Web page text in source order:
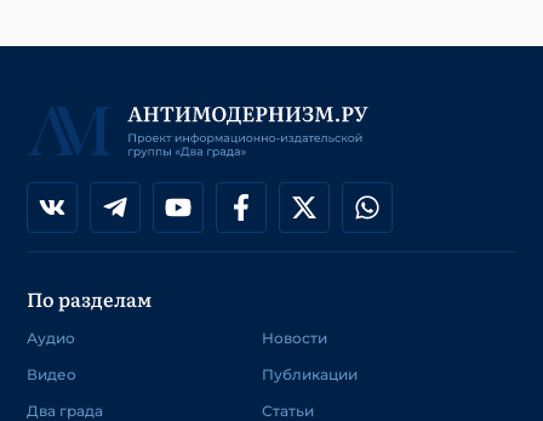
По разделам
Аудио
Видео
Два града
Новости
Публикации
Статьи